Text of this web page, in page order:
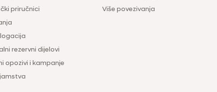
priručnici
rezervni dijelovi
opozivi i kampanje
Više povezivanja